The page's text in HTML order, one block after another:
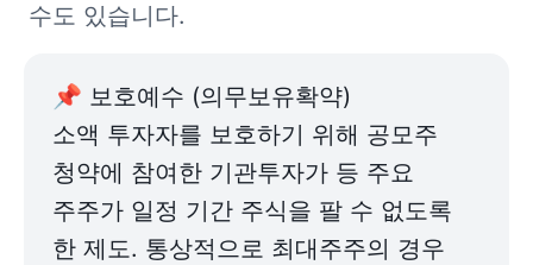
수도 있습니다.
📌 보호예수 (의무보유확약)
소액 투자자를 보호하기 위해 공모주
청약에 참여한 기관투자가 등 주요
주주가 일정 기간 주식을 팔 수 없도록
한 제도. 통상적으로 최대주주의 경우